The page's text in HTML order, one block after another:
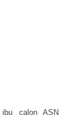
ibu calon ASN